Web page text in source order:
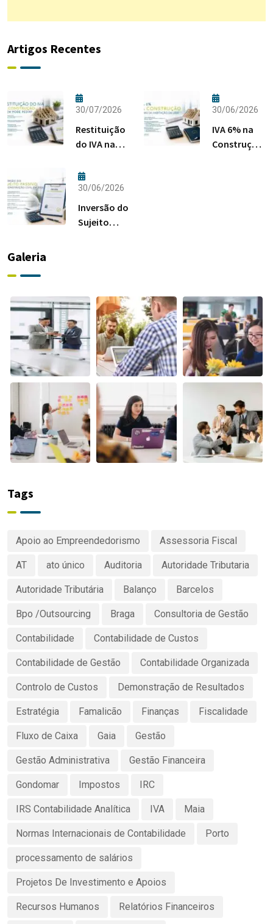
Artigos Recentes
30/07/2026
Restituição
do IVA na
Quem Pode
Pedir?
30/06/2026
IVA 6% na
Construção:
30/06/2026
Inversão do
Sujeito
Galeria
Tags
Apoio ao Empreendedorismo Assessoria Fiscal
AT ato único Auditoria Autoridade Tributaria
Autoridade Tributária Balanço Barcelos
Bpo /Outsourcing Braga Consultoria de Gestão
Contabilidade Contabilidade de Custos
Contabilidade de Gestão Contabilidade Organizada
Controlo de Custos Demonstração de Resultados
Estratégia Famalicão Finanças Fiscalidade
Fluxo de Caixa Gaia Gestão
Gestão Administrativa Gestão Financeira
Gondomar Impostos IRC
IRS Contabilidade Analítica IVA Maia
Normas Internacionais de Contabilidade Porto
processamento de salários
Projetos De Investimento e Apoios
Recursos Humanos Relatórios Financeiros